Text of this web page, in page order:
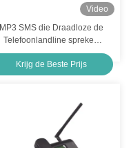
Video
MP3 SMS die Draadloze de
Telefoonlandline spreken
van Identiteitskaart
Draadloze Telefoon met
Bezoekersidentiteitskaart
Krijg de Beste Prijs